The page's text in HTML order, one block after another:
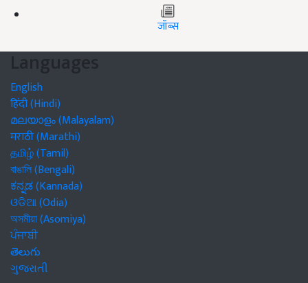
जॉब्स
Languages
English
हिंदी (Hindi)
മലയാളം (Malayalam)
मराठी (Marathi)
தமிழ் (Tamil)
বাঙালি (Bengali)
ಕನ್ನಡ (Kannada)
ଓଡିଆ (Odia)
অসমীয়া (Asomiya)
ਪੰਜਾਬੀ
తెలుగు
ગુજરાતી